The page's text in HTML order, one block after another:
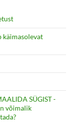
käimasolevat
SÜGIST -
võimalik